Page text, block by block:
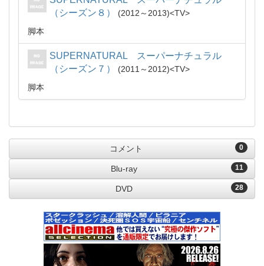
（シーズン８）
2012～2013
TV
脚本
SUPERNATURAL スーパーナチュラル
（シーズン７）
2011～2012
TV
脚本
0
コメント
11
Blu-ray
28
DVD